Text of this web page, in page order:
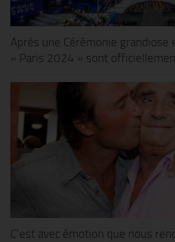
Après une Cérémonie
« Paris 2024 » sont
C’est avec émotion que nous